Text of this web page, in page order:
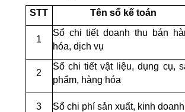
STT
Tên sổ kế toán
1
Sổ chi tiết doanh thu bán
hóa, dịch vụ
2
Sổ chi tiết vật liệu, dụng cụ,
phẩm, hàng hóa
3 Sổ chi phí sản xuất, kinh doanh